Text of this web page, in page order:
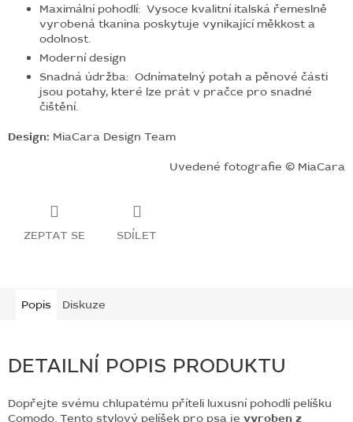
Maximální pohodlí: Vysoce kvalitní italská řemeslně
vyrobená tkanina poskytuje vynikající měkkost a
odolnost.
Moderní design
Snadná údržba: Odnímatelný potah a pěnové části
jsou potahy, které lze prát v pračce pro snadné
čištění.
Design: MiaCara Design Team
Uvedené fotografie © MiaCara
ZEPTAT SE SDÍLET
Popis Diskuze
DETAILNÍ POPIS PRODUKTU
Dopřejte svému chlupatému příteli luxusní pohodlí pelíšku
Comodo. Tento stylový pelíšek pro psa je vyroben z